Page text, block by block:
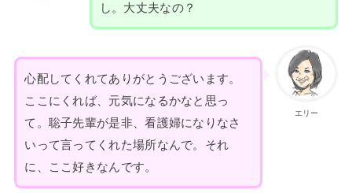
し。大丈夫なの？
エリー
心配してくれてありがとうございます。
ここにくれば、元気になるかなと思っ
て。聡子先輩が是非、看護婦になりなさ
いって言ってくれた場所なんで。それ
に、ここ好きなんです。